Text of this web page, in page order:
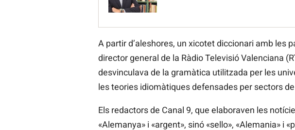
A partir d’aleshores, un xicotet diccionari amb les
director general de la Ràdio Televisió Valenciana
desvinculava de la gramàtica utilitzada per les
les teories idiomàtiques defensades per sectors
Els redactors de Canal 9, que elaboraven les
«Alemanya» i «argent», sinó «sello», «Alemania» i